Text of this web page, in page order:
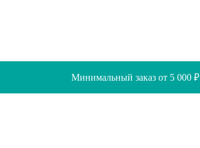
Минимальный заказ от 5 000 ₽